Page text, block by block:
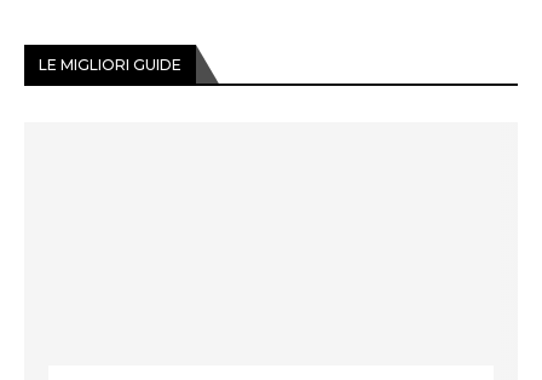
LE MIGLIORI GUIDE